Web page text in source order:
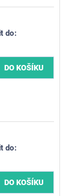
do:
do: